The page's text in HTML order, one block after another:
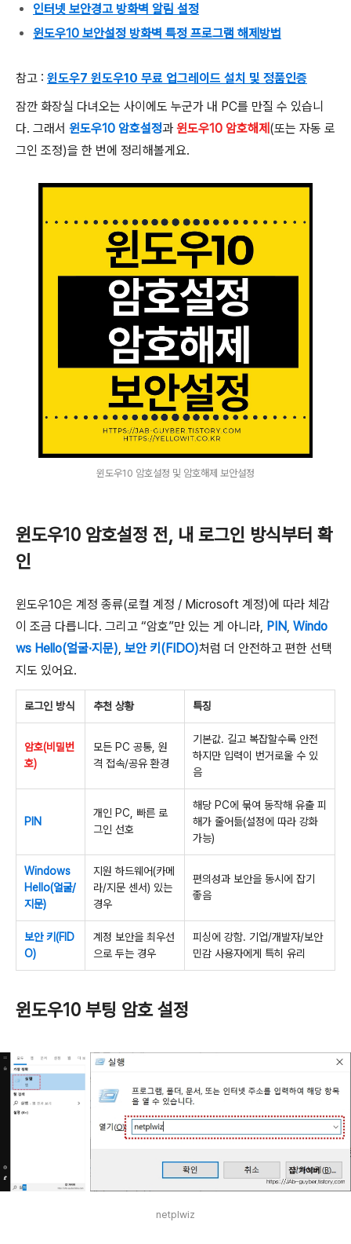
인터넷 보안경고 방화벽 알림 설정
윈도우10 보안설정 방화벽 특정 프로그램 해제방법
참고 : 윈도우7 윈도우10 무료 업그레이드 설치 및 정품인증
잠깐 화장실 다녀오는 사이에도 누군가 내 PC를 만질 수 있습니
다. 그래서 윈도우10 암호설정과 윈도우10 암호해제 (또는 자동 로
그인 조정)을 한 번에 정리해볼게요.
윈도우10 암호설정 및 암호해제 보안설정
윈도우10 암호설정 전, 내 로그인 방식부터 확
인
윈도우10은 계정 종류(로컬 계정 / Microsoft 계정)에 따라 체감
이 조금 다릅니다. 그리고 “암호”만 있는 게 아니라, PIN, Windo
ws Hello(얼굴·지문), 보안 키(FIDO)처럼 더 안전하고 편한 선택
지도 있어요.
로그인 방식 추천 상황 특징
암호(비밀번
호)
모든 PC 공통, 원
격 접속/공유 환경
기본값. 길고 복잡할수록 안전
하지만 입력이 번거로울 수 있
음
PIN
개인 PC, 빠른 로
그인 선호
해당 PC에 묶여 동작해 유출 피
해가 줄어듦(설정에 따라 강화
가능)
Windows
Hello(얼굴/
지문)
지원 하드웨어(카메
라/지문 센서) 있는
경우
편의성과 보안을 동시에 잡기
좋음
보안 키(FID
O)
계정 보안을 최우선
으로 두는 경우
피싱에 강함. 기업/개발자/보안
민감 사용자에게 특히 유리
윈도우10 부팅 암호 설정
netplwiz